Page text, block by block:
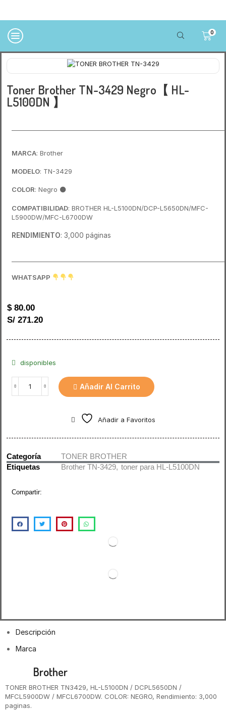
0
Toner Brother TN-3429 Negro【 HL-
L5100DN 】
MARCA: Brother
MODELO: TN-3429
COLOR: Negro ⚫
COMPATIBILIDAD: BROTHER HL-L5100DN/DCP-L5650DN/MFC-
L5900DW/MFC-L6700DW
RENDIMIENTO: 3,000 páginas
WHATSAPP
$80.00
S/ 271.20
disponibles
Añadir Al Carrito
Añadir a Favoritos
Categoría
TONER BROTHER
Etiquetas
Brother TN-3429, toner para HL-L5100DN
Compartir:
Descripción
Marca
Brother
TONER BROTHER TN3429, HL-L5100DN / DCPL5650DN /
MFCL5900DW / MFCL6700DW. COLOR: NEGRO, Rendimiento: 3,000
paginas.